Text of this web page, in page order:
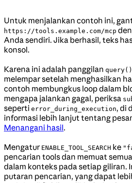
Untuk menjalankan contoh ini,
https://tools.example.com/mcp
Anda sendiri. Jika berhasil, teks
konsol.
Karena ini adalah panggilan query()
melempar setelah menghasilkan
contoh membungkus loop dalam
mengapa jalankan gagal, periksa
seperti error_during_execution, di
informasi lebih lanjut tentang
Menangani hasil.
Mengatur ENABLE_TOOL_SEARCH ke
pencarian tools dan memuat
dalam konteks pada setiap giliran.
putaran pencarian, yang dapat